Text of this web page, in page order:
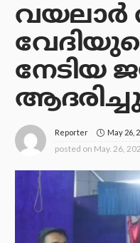
വയലാർ
നേടിയ
Reporter May 26,
posted on May. 26,